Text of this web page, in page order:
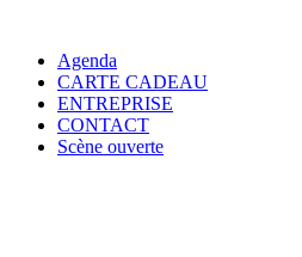
Agenda
CARTE CADEAU
ENTREPRISE
CONTACT
Scène ouverte